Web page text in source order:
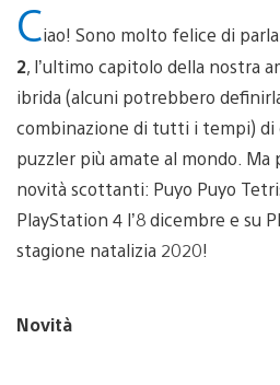
Ciao! Sono molto felice di
2, l’ultimo capitolo della nostra
ibrida (alcuni potrebbero
combinazione di tutti i tempi) di
puzzler più amate al mondo.
novità scottanti: Puyo Puyo
PlayStation 4 l’8 dicembre e su
stagione natalizia 2020!
Novità